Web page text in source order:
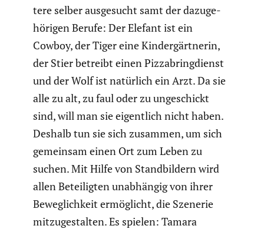
tere selber ausge­sucht samt der dazuge­
hö­rigen Berufe: Der Elefant ist ein
Cowboy, der Tiger eine Kinder­gärt­nerin,
der Stier betreibt einen Pizza­b­ring­dienst
und der Wolf ist natürlich ein Arzt. Da sie
alle zu alt, zu faul oder zu ungeschickt
sind, will man sie eigent­lich nicht haben.
Deshalb tun sie sich zusammen, um sich
gemeinsam einen Ort zum Leben zu
suchen. Mit Hilfe von Stand­bil­dern wird
allen Betei­ligten unabhängig von ihrer
Beweg­lich­keit ermög­licht, die Szenerie
mitzu­ge­stalten. Es spielen: Tamara